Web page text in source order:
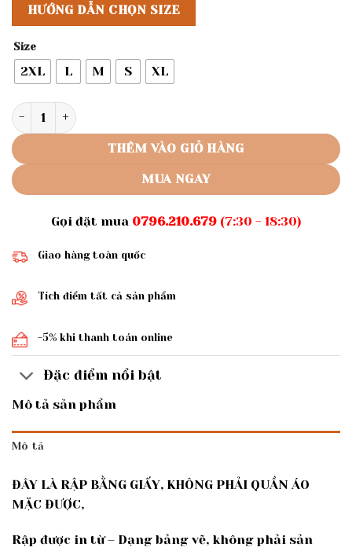
HƯỚNG DẪN CHỌN SIZE
Size
2XL L M S XL
Rập giấy A0 may áo dài mã AD14 số lượng
THÊM VÀO GIỎ HÀNG
MUA NGAY
Gọi đặt mua 0796.210.679(7:30 - 18:30)
Giao hàng toàn quốc
Tích điểm tất cả sản phẩm
-5% khi thanh toán online
Đặc điểm nổi bật
Mô tả sản phẩm
Mô tả
ĐÂY LÀ RẬP BẰNG GIẤY, KHÔNG PHẢI QUẦN ÁO
MẶC ĐƯỢC,
Rập được in từ – Dạng bảng vẽ, không phải sản